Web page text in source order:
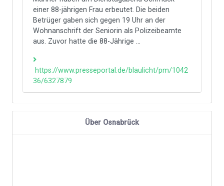
einer 88-jährigen Frau erbeutet. Die beiden
Betrüger gaben sich gegen 19 Uhr an der
Wohnanschrift der Seniorin als Polizeibeamte
aus. Zuvor hatte die 88-Jährige ...
https://www.presseportal.de/blaulicht/pm/1042
36/6327879
Über Osnabrück